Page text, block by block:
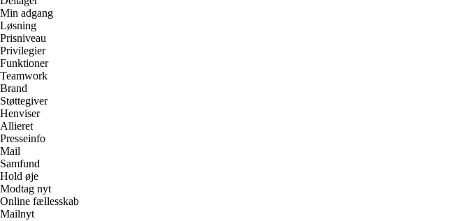
Min adgang
Løsning
Prisniveau
Privilegier
Funktioner
Teamwork
Brand
Støttegiver
Henviser
Allieret
Presseinfo
Mail
Samfund
Hold øje
Modtag nyt
Online fællesskab
Mailnyt